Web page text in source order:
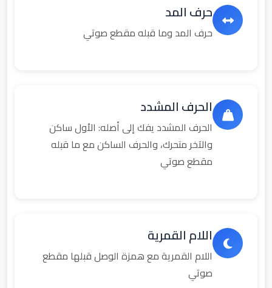
حرف المد
حرف المد وما قبله مقطع صوتي
الحرف المشدد
الحرف المشدد يفك إلى أصله: الأول ساكن
والآخر متحرك، والحرف الساكن مع ما قبله
مقطع صوتي
اللام القمرية
اللام القمرية مع همزة الوصل قبلها مقطع
صوتي